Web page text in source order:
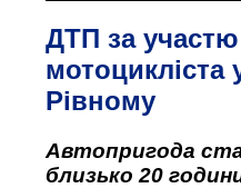
ДТП за участю
мотоцикліста
Рівному
Автопригода
близько 20